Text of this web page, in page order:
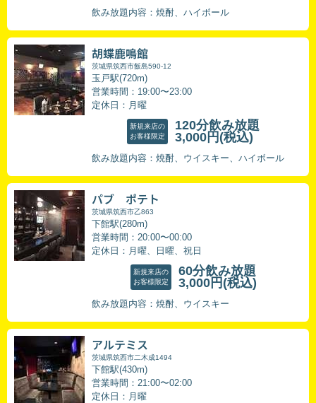
飲み放題内容：焼酎、ハイボール
胡蝶鹿鳴館
茨城県筑西市飯島590-12
玉戸駅(720m)
営業時間：19:00〜23:00
定休日：月曜
新規来店の
お客様限定
120分飲み放題
3,000円 (税込)
飲み放題内容：焼酎、ウイスキー、ハイボール
パブ ポテト
茨城県筑西市乙863
下館駅(280m)
営業時間：20:00〜00:00
定休日：月曜、日曜、祝日
新規来店の
お客様限定
60分飲み放題
3,000円 (税込)
飲み放題内容：焼酎、ウイスキー
アルテミス
茨城県筑西市二木成1494
下館駅(430m)
営業時間：21:00〜02:00
定休日：月曜